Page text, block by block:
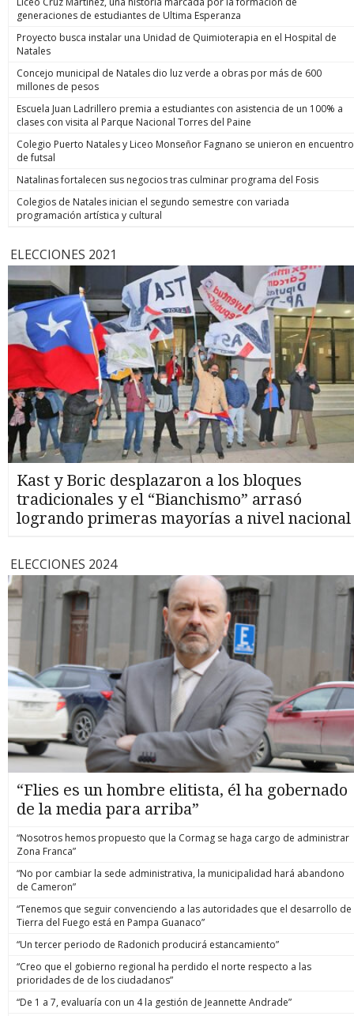
generaciones de estudiantes de Ultima Esperanza
Proyecto busca instalar una Unidad de Quimioterapia en el Hospital de
Natales
Concejo municipal de Natales dio luz verde a obras por más de 600
millones de pesos
Escuela Juan Ladrillero premia a estudiantes con asistencia de un 100% a
clases con visita al Parque Nacional Torres del Paine
Colegio Puerto Natales y Liceo Monseñor Fagnano se unieron en encuentro
de futsal
Natalinas fortalecen sus negocios tras culminar programa del Fosis
Colegios de Natales inician el segundo semestre con variada
programación artística y cultural
ELECCIONES 2021
Kast y Boric desplazaron a los bloques
tradicionales y el “Bianchismo” arrasó
logrando primeras mayorías a nivel nacional
ELECCIONES 2024
“Flies es un hombre elitista, él ha gobernado
de la media para arriba”
“Nosotros hemos propuesto que la Cormag se haga cargo de administrar
Zona Franca”
“No por cambiar la sede administrativa, la municipalidad hará abandono
de Cameron”
“Tenemos que seguir convenciendo a las autoridades que el desarrollo de
Tierra del Fuego está en Pampa Guanaco”
“Un tercer periodo de Radonich producirá estancamiento”
“Creo que el gobierno regional ha perdido el norte respecto a las
prioridades de de los ciudadanos”
“De 1 a 7, evaluaría con un 4 la gestión de Jeannette Andrade”